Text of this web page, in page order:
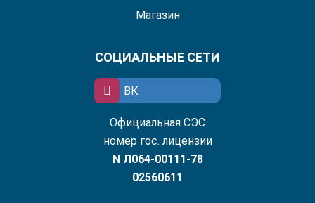
Магазин
СОЦИАЛЬНЫЕ СЕТИ
ВК
Официальная СЭС
номер гос. лицензии
N Л064-00111-78
02560611